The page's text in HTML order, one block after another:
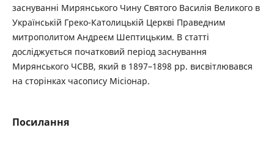
заснуванні Мирянського Чину Святого Василія Великого в
Українській Греко-Католицькій Церкві Праведним
митрополитом Андреєм Шептицьким. В статті
досліджується початковий період заснування
Мирянського ЧСВВ, який в 1897–1898 рр. висвітлювався
на сторінках часопису Місіонар.
Посилання